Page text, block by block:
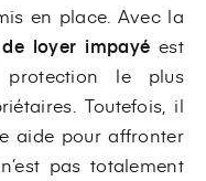
en place. Avec la
loyer impayé est
protection le plus
Toutefois, il
aide pour affronter
n’est pas totalement